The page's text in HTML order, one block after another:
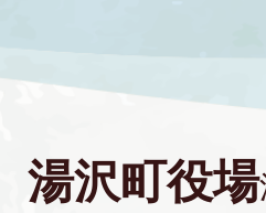
湯沢町役場